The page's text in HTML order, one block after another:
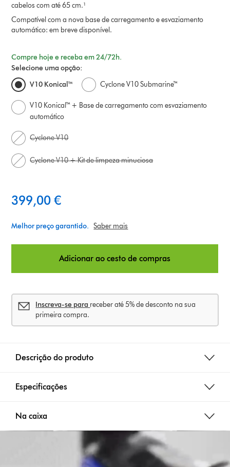
cabelos com até 65 cm.¹
Compatível com a nova base de carregamento e esvaziamento
automático: em breve disponível.
Compre hoje e receba em 24/72h.
Selecione uma opção:
V10 Konical™
Cyclone V10 Submarine™
V10 Konical™ + Base de carregamento com esvaziamento
automático
Cyclone V10
Cyclone V10 + Kit de limpeza minuciosa
399,00 €
Melhor preço garantido. Saber mais
Adicionar ao cesto de compras
Inscreva-se para receber até 5% de desconto na sua
primeira compra.
Descrição do produto
Especificações
Na caixa